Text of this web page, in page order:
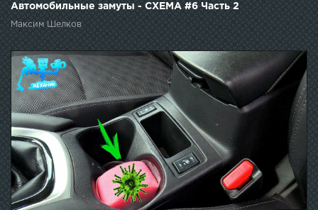
Автомобильные замуты - СХЕМА #6 Часть 2
Максим Шелков